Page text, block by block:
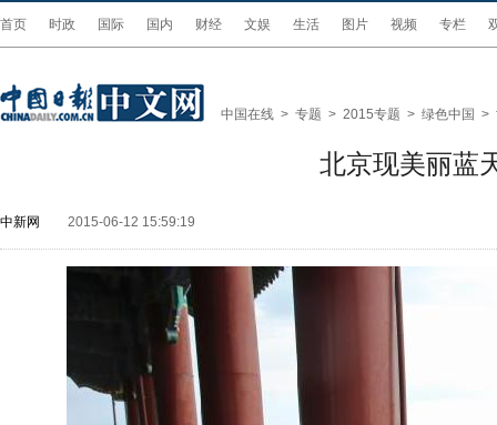
首页 时政 国际 国内 财经 文娱 生活 图片 视频 专栏
中国在线 > 专题 > 2015专题 > 绿色中国 >
北京现美丽蓝
中新网 2015-06-12 15:59:19